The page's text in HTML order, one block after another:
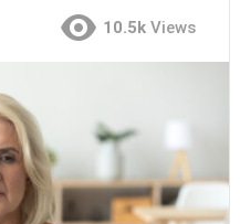
10.5k Views